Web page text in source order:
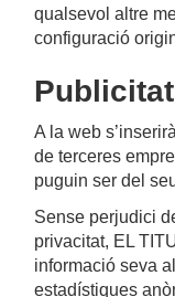
qualsevol altre
configuració
Publicitat
A la web
de terceres
puguin ser del
Sense perjudici
privacitat, EL
informació seva
estadístiques